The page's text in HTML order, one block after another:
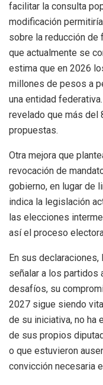
facilitar la consulta
modificación
sobre la reducción
que actualmente se
estima que en 2026
millones de pesos a
una entidad
revelado que más del
propuestas.
Otra mejora que
revocación de
gobierno, en lugar de
indica la legislación
las elecciones
así el proceso
En sus
señalar a los partidos
desafíos, su
2027 sigue siendo
de su iniciativa, no ha
de sus propios
o que estuvieron
convicción necesaria